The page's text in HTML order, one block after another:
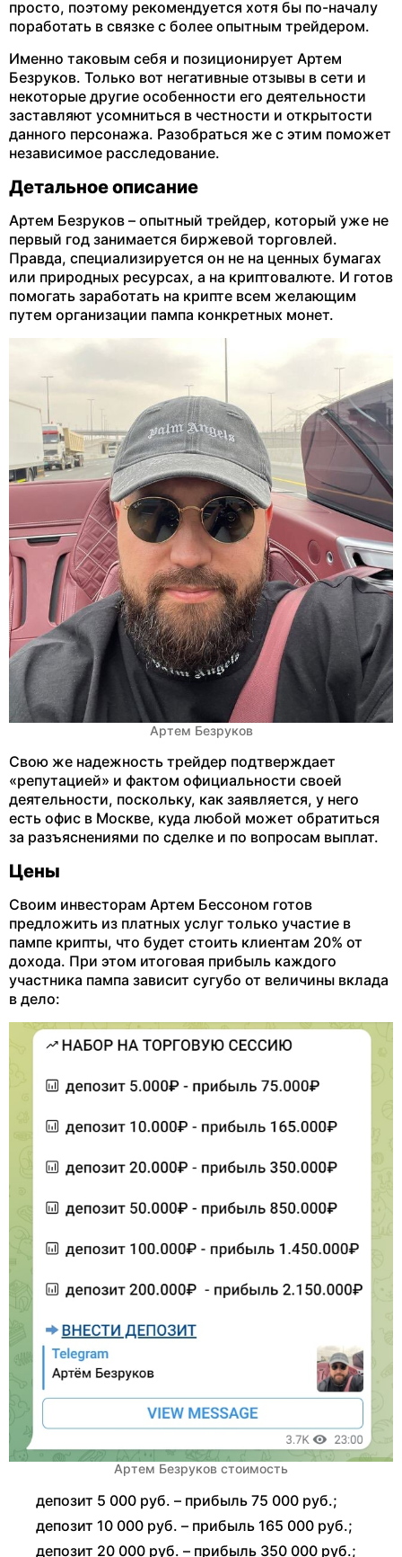
просто, поэтому рекомендуется хотя бы по-началу
поработать в связке с более опытным трейдером.
Именно таковым себя и позиционирует Артем
Безруков. Только вот негативные отзывы в сети и
некоторые другие особенности его деятельности
заставляют усомниться в честности и открытости
данного персонажа. Разобраться же с этим поможет
независимое расследование.
Детальное описание
Артем Безруков – опытный трейдер, который уже не
первый год занимается биржевой торговлей.
Правда, специализируется он не на ценных бумагах
или природных ресурсах, а на криптовалюте. И готов
помогать заработать на крипте всем желающим
путем организации пампа конкретных монет.
Артем Безруков
Свою же надежность трейдер подтверждает
«репутацией» и фактом официальности своей
деятельности, поскольку, как заявляется, у него
есть офис в Москве, куда любой может обратиться
за разъяснениями по сделке и по вопросам выплат.
Цены
Своим инвесторам Артем Бессоном готов
предложить из платных услуг только участие в
пампе крипты, что будет стоить клиентам 20% от
дохода. При этом итоговая прибыль каждого
участника пампа зависит сугубо от величины вклада
в дело:
Артем Безруков стоимость
депозит 5 000 руб. – прибыль 75 000 руб.;
депозит 10 000 руб. – прибыль 165 000 руб.;
депозит 20 000 руб. – прибыль 350 000 руб.;